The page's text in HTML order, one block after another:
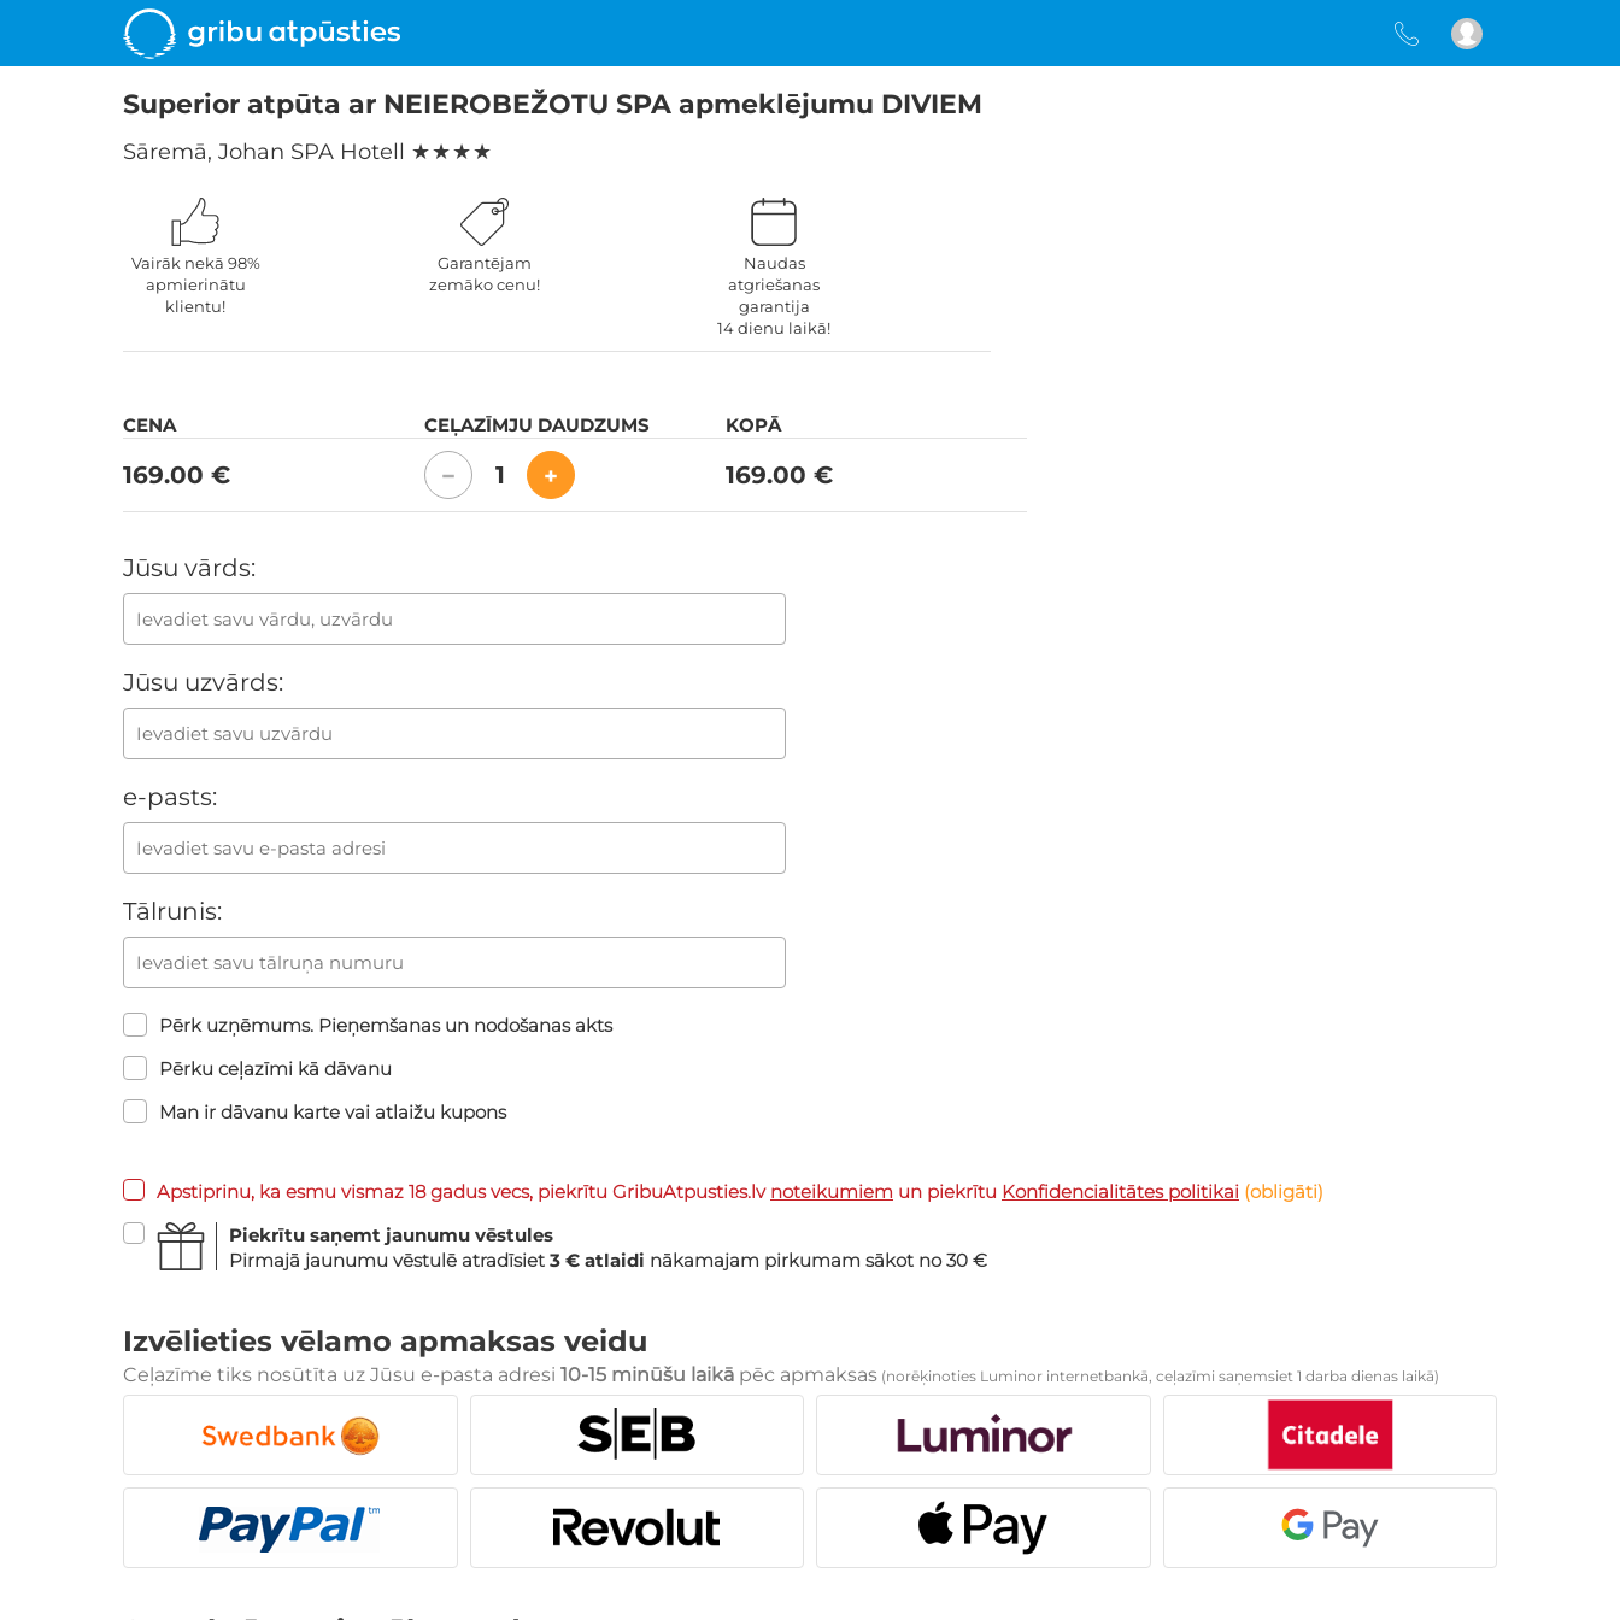
Superior atpūta ar NEIEROBEŽOTU SPA apmeklējumu DIVIEM
Sāremā, Johan SPA Hotell ★ ★ ★ ★
Vairāk nekā 98%
apmierinātu
klientu!
Garantējam
zemāko cenu!
Naudas
atgriešanas
garantija
14 dienu laikā!
CENA CEĻAZĪMJU DAUDZUMS KOPĀ
169.00 € − 1 + 169.00 €
Jūsu vārds:
Jūsu uzvārds:
e-pasts:
Tālrunis:
Pērk uzņēmums. Pieņemšanas un nodošanas akts
Pērku ceļazīmi kā dāvanu
Man ir dāvanu karte vai atlaižu kupons
Apstiprinu, ka esmu vismaz 18 gadus vecs, piekrītu GribuAtpusties.lv noteikumiem un piekrītu Konfidencialitātes politikai (obligāti)
Piekrītu saņemt jaunumu vēstules
Pirmajā jaunumu vēstulē atradīsiet 3 € atlaidi nākamajam pirkumam sākot no 30 €
Izvēlieties vēlamo apmaksas veidu
Ceļazīme tiks nosūtīta uz Jūsu e-pasta adresi 10-15 minūšu laikā pēc apmaksas (norēķinoties Luminor internetbankā, ceļazīmi saņemsiet 1 darba dienas laikā)